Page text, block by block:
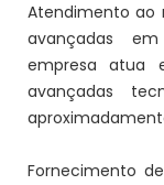
Atendimento ao
avançadas
empresa atua
avançadas
Fornecimento